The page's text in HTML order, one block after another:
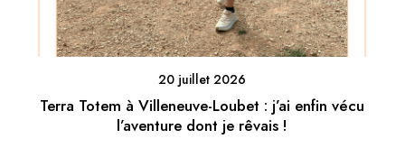
20 juillet 2026
Terra Totem à Villeneuve-Loubet : j’ai enfin vécu
l’aventure dont je rêvais !